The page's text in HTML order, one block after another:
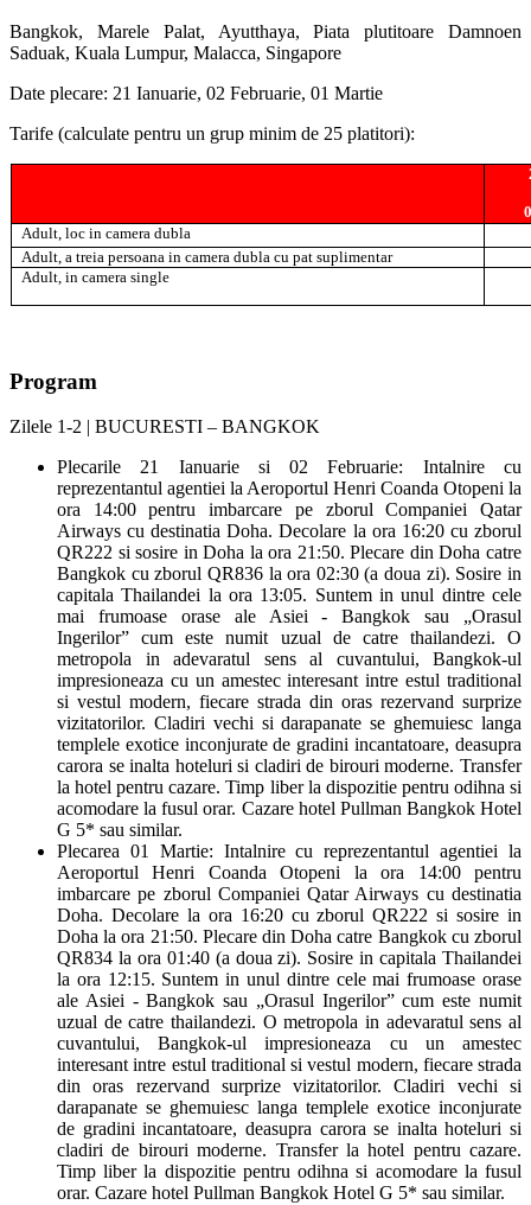
Bangkok, Marele Palat, Ayutthaya, Piata plutitoare Damnoen
Saduak, Kuala Lumpur, Malacca, Singapore
Date plecare: 21 Ianuarie, 02 Februarie, 01 Martie
Tarife (calculate pentru un grup minim de 25 platitori):
Adult, loc in camera dubla
Adult, a treia persoana in camera dubla cu pat suplimentar
Adult, in camera single
Program
Zilele 1-2 | BUCURESTI – BANGKOK
Plecarile 21 Ianuarie si 02 Februarie: Intalnire cu
reprezentantul agentiei la Aeroportul Henri Coanda Otopeni la
ora 14:00 pentru imbarcare pe zborul Companiei Qatar
Airways cu destinatia Doha. Decolare la ora 16:20 cu zborul
QR222 si sosire in Doha la ora 21:50. Plecare din Doha catre
Bangkok cu zborul QR836 la ora 02:30 (a doua zi). Sosire in
capitala Thailandei la ora 13:05. Suntem in unul dintre cele
mai frumoase orase ale Asiei - Bangkok sau „Orasul
Ingerilor” cum este numit uzual de catre thailandezi. O
metropola in adevaratul sens al cuvantului, Bangkok-ul
impresioneaza cu un amestec interesant intre estul traditional
si vestul modern, fiecare strada din oras rezervand surprize
vizitatorilor. Cladiri vechi si darapanate se ghemuiesc langa
templele exotice inconjurate de gradini incantatoare, deasupra
carora se inalta hoteluri si cladiri de birouri moderne. Transfer
la hotel pentru cazare. Timp liber la dispozitie pentru odihna si
acomodare la fusul orar. Cazare hotel Pullman Bangkok Hotel
G 5* sau similar.
Plecarea 01 Martie: Intalnire cu reprezentantul agentiei la
Aeroportul Henri Coanda Otopeni la ora 14:00 pentru
imbarcare pe zborul Companiei Qatar Airways cu destinatia
Doha. Decolare la ora 16:20 cu zborul QR222 si sosire in
Doha la ora 21:50. Plecare din Doha catre Bangkok cu zborul
QR834 la ora 01:40 (a doua zi). Sosire in capitala Thailandei
la ora 12:15. Suntem in unul dintre cele mai frumoase orase
ale Asiei - Bangkok sau „Orasul Ingerilor” cum este numit
uzual de catre thailandezi. O metropola in adevaratul sens al
cuvantului, Bangkok-ul impresioneaza cu un amestec
interesant intre estul traditional si vestul modern, fiecare strada
din oras rezervand surprize vizitatorilor. Cladiri vechi si
darapanate se ghemuiesc langa templele exotice inconjurate
de gradini incantatoare, deasupra carora se inalta hoteluri si
cladiri de birouri moderne. Transfer la hotel pentru cazare.
Timp liber la dispozitie pentru odihna si acomodare la fusul
orar. Cazare hotel Pullman Bangkok Hotel G 5* sau similar.